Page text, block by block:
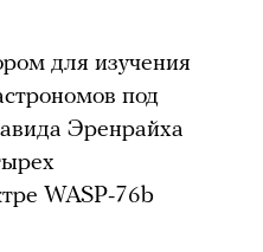
для изучения
под
Эренрайха
WASP-76b